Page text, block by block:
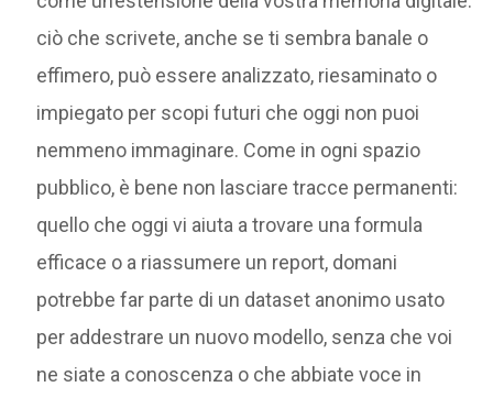
ciò che scrivete, anche se ti sembra banale o
effimero, può essere analizzato, riesaminato o
impiegato per scopi futuri che oggi non puoi
nemmeno immaginare. Come in ogni spazio
pubblico, è bene non lasciare tracce permanenti:
quello che oggi vi aiuta a trovare una formula
efficace o a riassumere un report, domani
potrebbe far parte di un dataset anonimo usato
per addestrare un nuovo modello, senza che voi
ne siate a conoscenza o che abbiate voce in